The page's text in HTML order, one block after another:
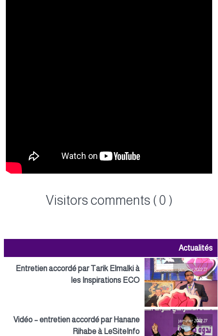
Visitors comments ( 0 )
Actualités
27 janvier 2022
Entretien accordé par Tarik Elmalki à
les Inspirations ECO
27 janvier 2022
Vidéo – entretien accordé par Hanane
Rihabe à LeSiteInfo